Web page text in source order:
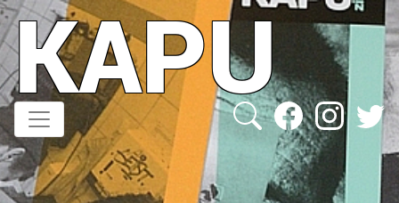
Direkt
zum
Inhalt
KAPU